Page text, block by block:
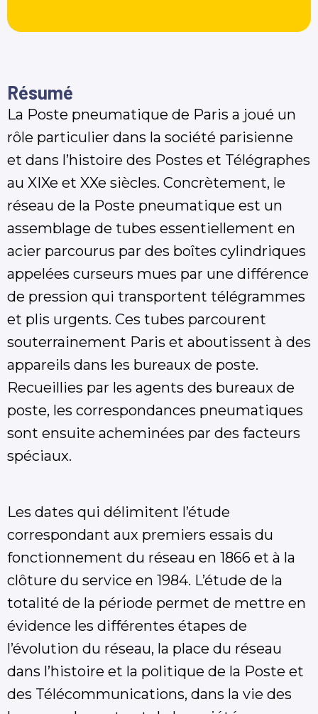
Résumé
La Poste pneumatique de Paris a joué un
rôle particulier dans la société parisienne
et dans l’histoire des Postes et Télégraphes
au XIXe et XXe siècles. Concrètement, le
réseau de la Poste pneumatique est un
assemblage de tubes essentiellement en
acier parcourus par des boîtes cylindriques
appelées curseurs mues par une différence
de pression qui transportent télégrammes
et plis urgents. Ces tubes parcourent
souterrainement Paris et aboutissent à des
appareils dans les bureaux de poste.
Recueillies par les agents des bureaux de
poste, les correspondances pneumatiques
sont ensuite acheminées par des facteurs
spéciaux.
Les dates qui délimitent l’étude
correspondant aux premiers essais du
fonctionnement du réseau en 1866 et à la
clôture du service en 1984. L’étude de la
totalité de la période permet de mettre en
évidence les différentes étapes de
l’évolution du réseau, la place du réseau
dans l’histoire et la politique de la Poste et
des Télécommunications, dans la vie des